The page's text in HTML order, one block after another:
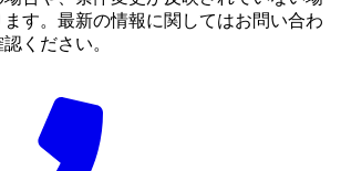
す。最新の情報に関してはお問い合わ
ください。